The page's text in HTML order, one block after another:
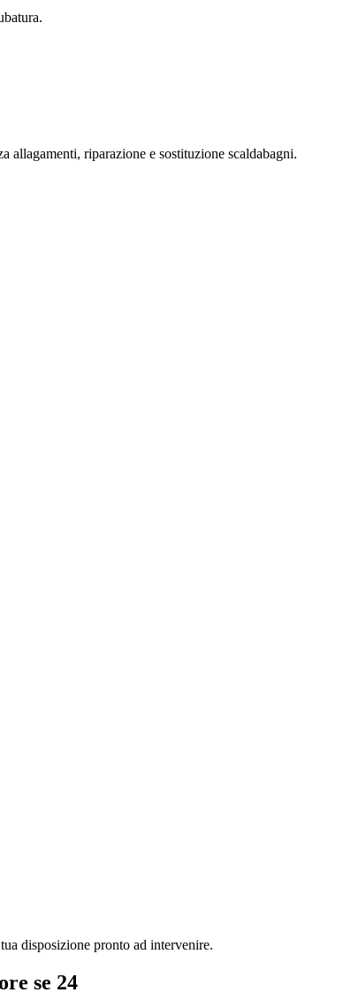
allagamenti, riparazione e sostituzione scaldabagni.
disposizione pronto ad intervenire.
se 24